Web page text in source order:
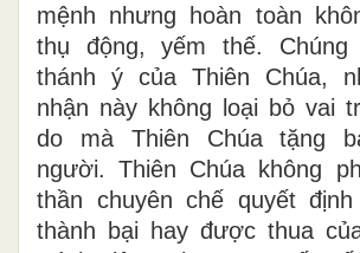
mệnh nhưng hoàn toàn
thụ động, yếm thế.
thánh ý của Thiên Chúa,
nhận này không loại bỏ vai
do mà Thiên Chúa tặng
người. Thiên Chúa không
thần chuyên chế quyết
thành bại hay được thua